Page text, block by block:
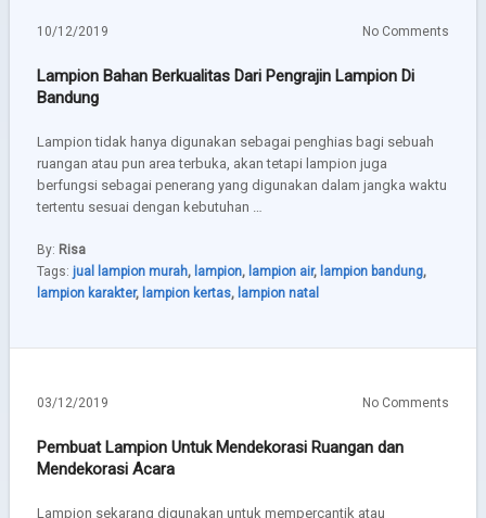
10/12/2019 No Comments
Lampion Bahan Berkualitas Dari Pengrajin Lampion Di
Bandung
Lampion tidak hanya digunakan sebagai penghias bagi sebuah
ruangan atau pun area terbuka, akan tetapi lampion juga
berfungsi sebagai penerang yang digunakan dalam jangka waktu
tertentu sesuai dengan kebutuhan …
By: Risa
Tags: jual lampion murah, lampion, lampion air, lampion bandung,
lampion karakter, lampion kertas, lampion natal
03/12/2019 No Comments
Pembuat Lampion Untuk Mendekorasi Ruangan dan
Mendekorasi Acara
Lampion sekarang digunakan untuk mempercantik atau